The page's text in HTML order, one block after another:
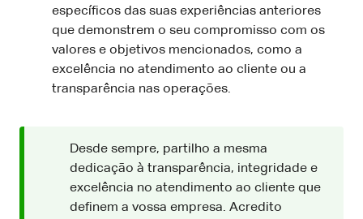
específicos das suas experiências anteriores
que demonstrem o seu compromisso com os
valores e objetivos mencionados, como a
excelência no atendimento ao cliente ou a
transparência nas operações.
Desde sempre, partilho a mesma
dedicação à transparência, integridade e
excelência no atendimento ao cliente que
definem a vossa empresa. Acredito